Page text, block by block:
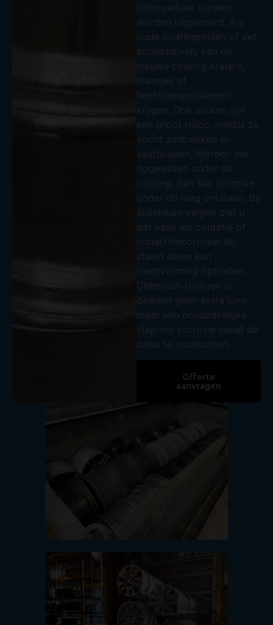
betrouwbaar kunnen
worden uitgevoerd. Als
oude coatingresten of vet
achterblijven, kan de
nieuwe coating kraters,
blaasjes of
hechtingsproblemen
krijgen. Ook zouten zijn
een groot risico, omdat ze
vocht aantrekken en
vasthouden. Worden die
opgesloten onder de
coating, dan kan corrosie
onder de laag ontstaan. Bij
aluminium velgen ziet u
dat vaak als oxidatie of
onderfilmcorrosie. Bij
stalen delen kan
roestvorming optreden.
Chemisch reinigen is
daarom geen extra luxe,
maar een noodzakelijke
stap om corrosie vanaf de
basis te voorkomen.
Offerte
aanvragen